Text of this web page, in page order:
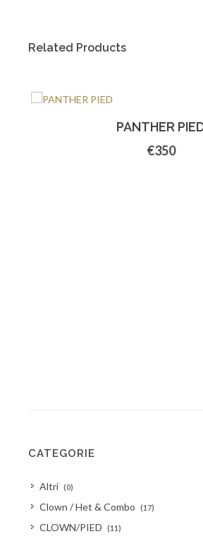
Related Products
PANTHER PIED
€350
CATEGORIE
Altri (0)
Clown / Het & Combo (17)
CLOWN/PIED (11)